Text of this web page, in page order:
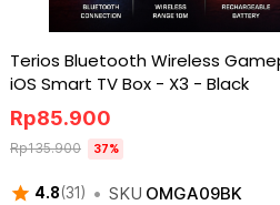
Terios Bluetooth Wireless
iOS Smart TV Box - X3 - Black
4.8(31 ) • SKU OMGA09BK
Rp85.900
Rp135.900 37%